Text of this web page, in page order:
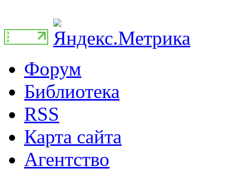
Форум
Библиотека
RSS
Карта сайта
Агентство